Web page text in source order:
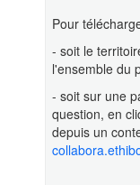
Pour
- soit le
l'ensemble du
- soit sur une
question, en
depuis un